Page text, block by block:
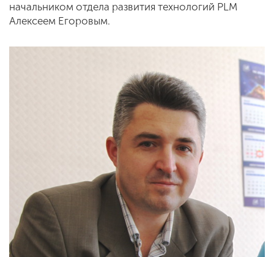
начальником отдела развития технологий PLM
Алексеем Егоровым.